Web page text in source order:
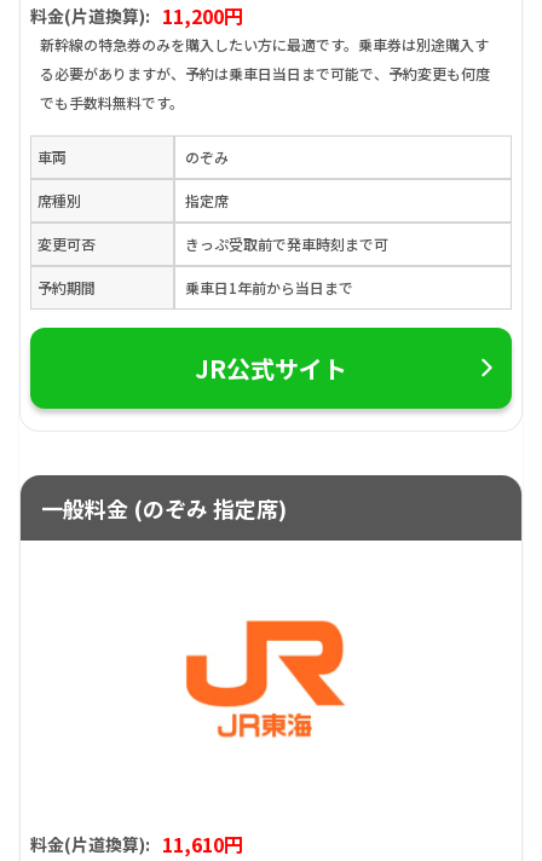
料金(片道換算): 11,200円
新幹線の特急券のみを購入したい方に最適です。乗車券は別途購入す
る必要がありますが、予約は乗車日当日まで可能で、予約変更も何度
でも手数料無料です。
車両 のぞみ
席種別 指定席
変更可否 きっぷ受取前で発車時刻まで可
予約期間 乗車日1年前から当日まで
JR公式サイト
一般料金 (のぞみ 指定席)
料金(片道換算): 11,610円